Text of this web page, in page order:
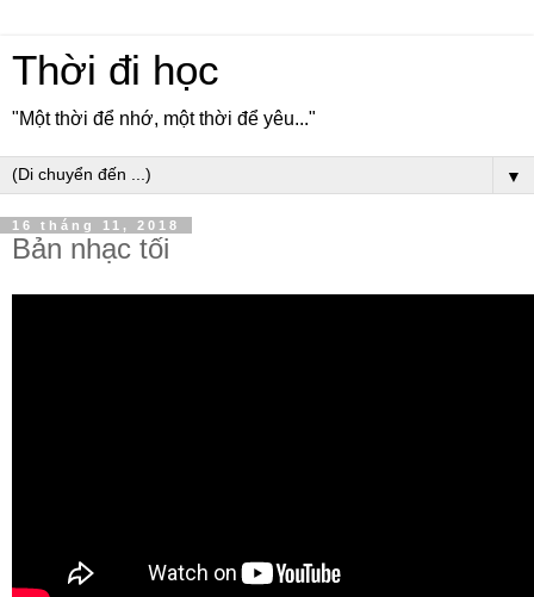
Thời đi học
"Một thời để nhớ, một thời để yêu..."
▼
16 tháng 11, 2018
Bản nhạc tối